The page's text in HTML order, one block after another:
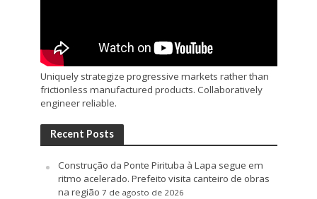
Uniquely strategize progressive markets rather than
frictionless manufactured products. Collaboratively
engineer reliable.
Recent Posts
Construção da Ponte Pirituba à Lapa segue em
ritmo acelerado. Prefeito visita canteiro de obras
na região 7 de agosto de 2026